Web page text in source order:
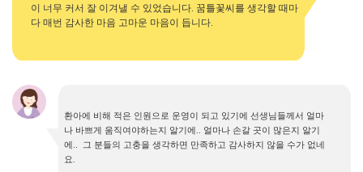
이 너무 커서 잘 이겨낼 수 있었습니다. 꿈틀꽃씨를 생각할 때마
다 매번 감사한 마음 고마운 마음이 듭니다.
환아에 비해 적은 인원으로 운영이 되고 있기에 선생님들께서 얼마
나 바쁘게 움직여야하는지 알기에
얼마나 손갈 곳이 많은지 알기
에
그 분들의 고충을 생각하면 만족하고 감사하지 않을 수가 없네
요